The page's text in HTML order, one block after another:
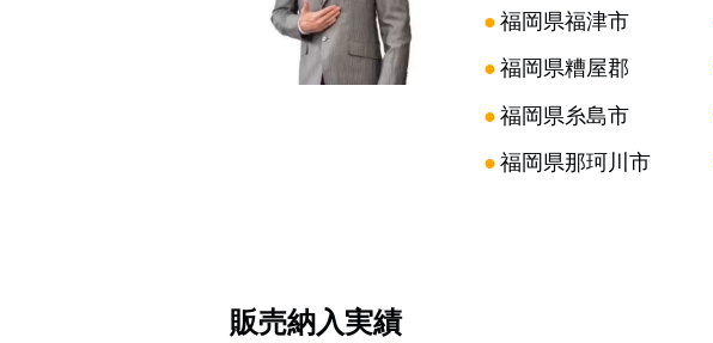
●福岡県福津市
●福岡県糟屋郡
●福岡県糸島市
●福岡県那珂川市
販売納入実績